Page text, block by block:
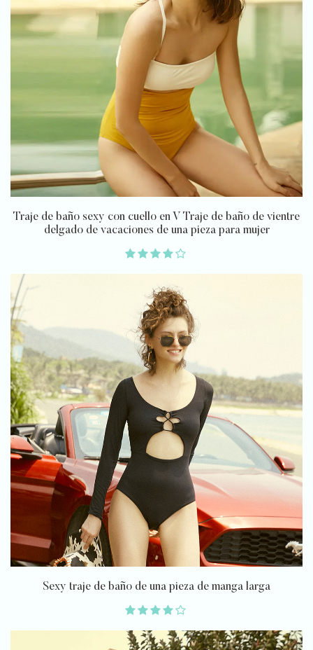
Traje de baño sexy con cuello en V Traje de baño de vientre
delgado de vacaciones de una pieza para mujer
Sexy traje de baño de una pieza de manga larga